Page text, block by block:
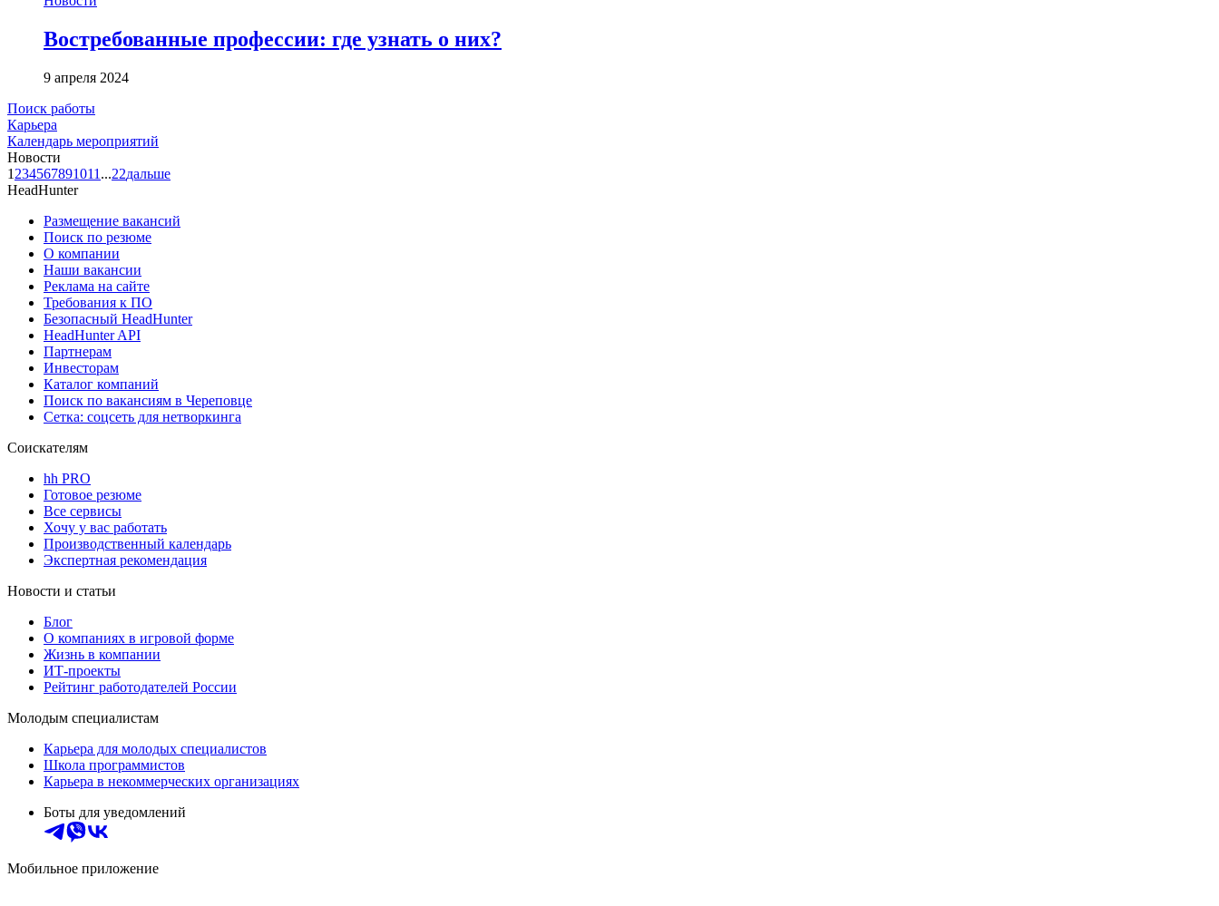
Востребованные профессии: где узнать о них?
9 апреля 2024
Поиск работы
Карьера
Календарь мероприятий
Новости
1 234567891011 ...22дальше
HeadHunter
Размещение вакансий
Поиск по резюме
О компании
Наши вакансии
Реклама на сайте
Требования к ПО
Безопасный HeadHunter
HeadHunter API
Партнерам
Инвесторам
Каталог компаний
Поиск по вакансиям в Череповце
Сетка: соцсеть для нетворкинга
Соискателям
hh PRO
Готовое резюме
Все сервисы
Хочу у вас работать
Производственный календарь
Экспертная рекомендация
Новости и статьи
Блог
О компаниях в игровой форме
Жизнь в компании
ИТ-проекты
Рейтинг работодателей России
Молодым специалистам
Карьера для молодых специалистов
Школа программистов
Карьера в некоммерческих организациях
Боты для уведомлений
Мобильное приложение